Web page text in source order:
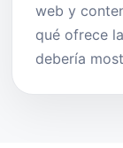
web y
qué ofrece
debería